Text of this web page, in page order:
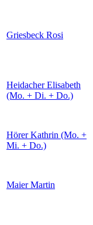
Griesbeck Rosi
Heidacher Elisabeth
(Mo. + Di. + Do.)
Hörer Kathrin (Mo. +
Mi. + Do.)
Maier Martin